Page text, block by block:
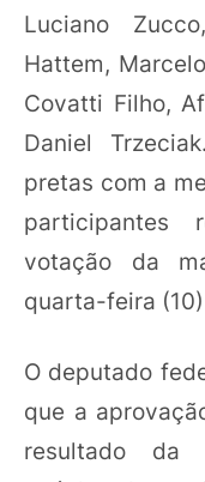
Luciano
Hattem,
Covatti Filho,
Daniel
pretas com a
participantes
votação da
quarta-feira
O deputado
que a
resultado da